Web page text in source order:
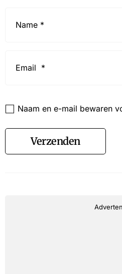
Naam en e-mail bewaren
Verzenden